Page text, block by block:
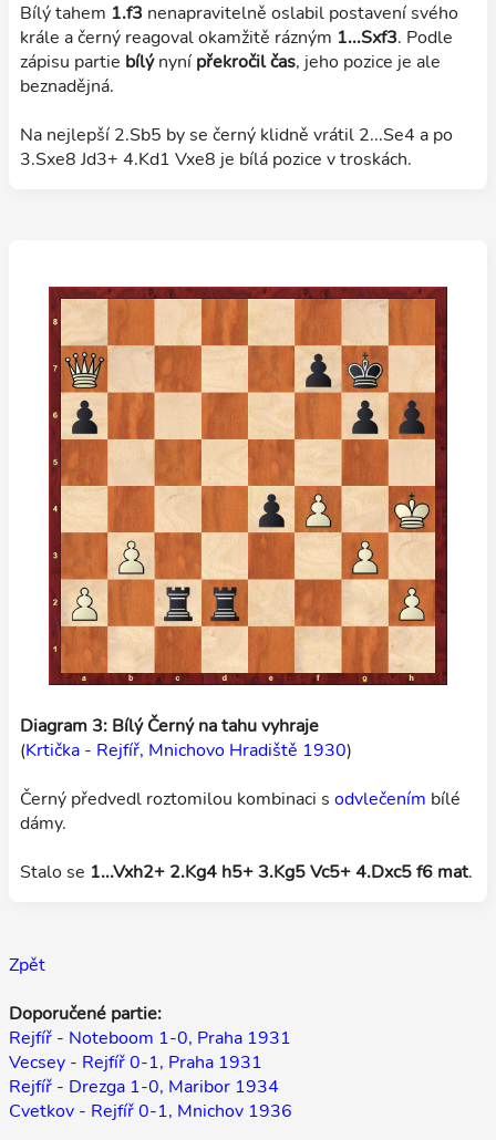
Bílý tahem 1.f3 nenapravitelně oslabil postavení svého
krále a černý reagoval okamžitě rázným 1...Sxf3. Podle
zápisu partie bílýnyní překročil čas, jeho pozice je ale
beznadějná.
Na nejlepší 2.Sb5 by se černý klidně vrátil 2...Se4 a po
3.Sxe8 Jd3+ 4.Kd1 Vxe8 je bílá pozice v troskách.
Diagram 3: Bílý Černý na tahu vyhraje
(Krtička - Rejfíř, Mnichovo Hradiště 1930)
Černý předvedl roztomilou kombinaci s odvlečením bílé
dámy.
Stalo se 1...Vxh2+ 2.Kg4 h5+ 3.Kg5 Vc5+ 4.Dxc5 f6 mat.
Zpět
Doporučené partie:
Rejfíř - Noteboom 1-0, Praha 1931
Vecsey - Rejfíř 0-1, Praha 1931
Rejfíř - Drezga 1-0, Maribor 1934
Cvetkov - Rejfíř 0-1, Mnichov 1936